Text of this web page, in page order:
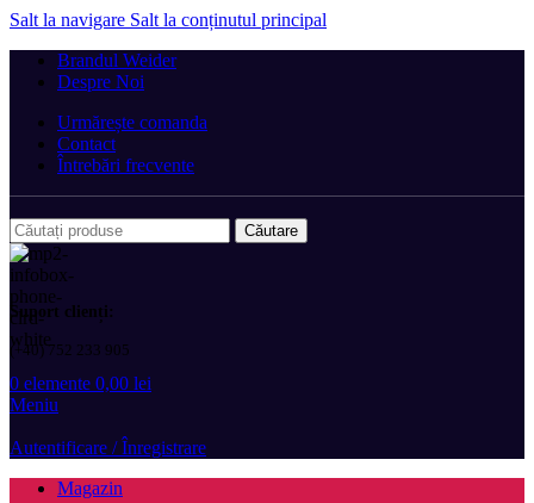
Salt la navigare Salt la conținutul principal
Brandul Weider
Despre Noi
Urmărește comanda
Contact
Întrebări frecvente
Căutare
Suport clienți:
(+40) 752 233 905
0 elemente 0,00 lei
Meniu
Autentificare / Înregistrare
Magazin